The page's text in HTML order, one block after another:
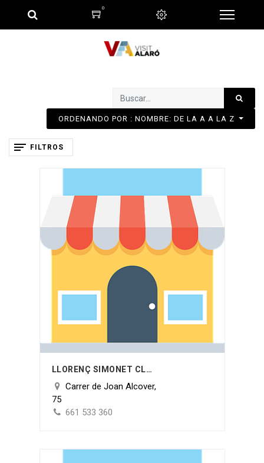
0
ORDENANDO POR : NOMBRE: DE LA A A LA Z
FILTROS
LLORENÇ SIMONET CLADERA
Carrer de Joan Alcover,
75
661 533 360